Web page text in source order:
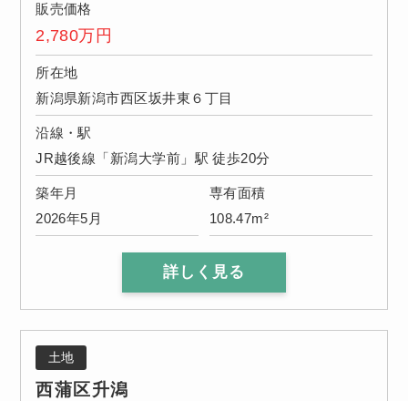
販売価格
2,780万円
所在地
新潟県新潟市西区坂井東６丁目
沿線・駅
JR越後線「新潟大学前」駅 徒歩20分
築年月
2026年5月
専有面積
108.47m²
詳しく見る
土地
西蒲区升潟